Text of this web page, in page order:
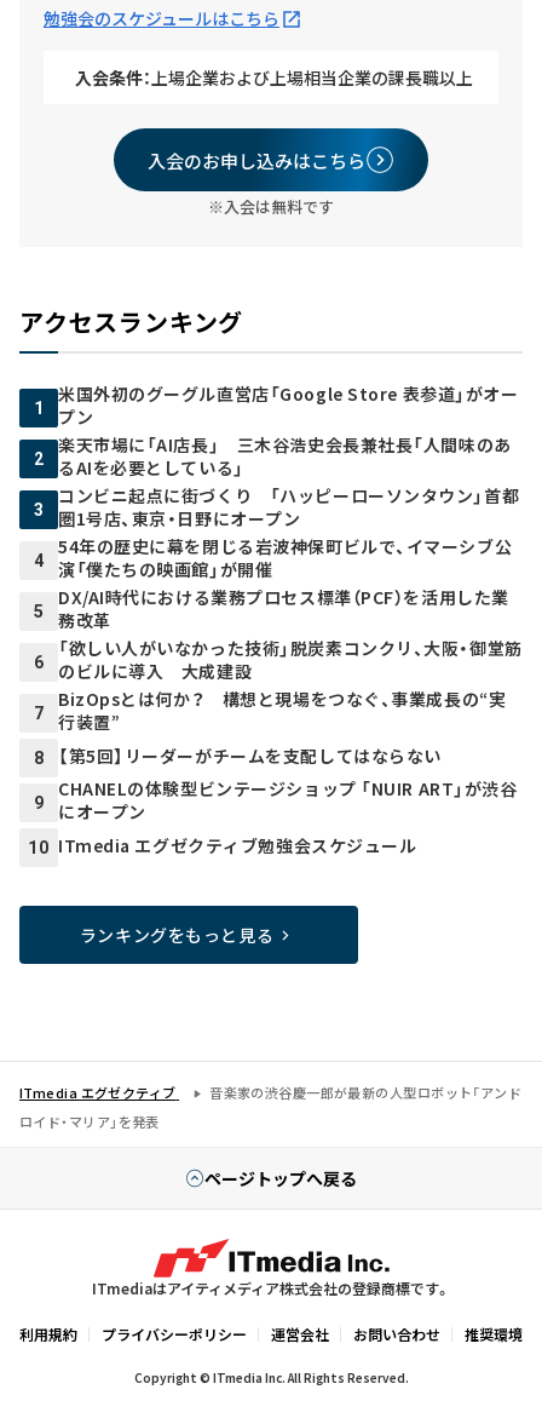
勉強会のスケジュールはこちら
入会条件：上場企業および上場相当企業の課長職以上
入会のお申し込みはこちら
※入会は無料です
アクセスランキング
1
米国外初のグーグル直営店「Google Store 表参道」がオー
プン
2
楽天市場に「AI店長」 三木谷浩史会長兼社長「人間味のあ
るAIを必要としている」
3
コンビニ起点に街づくり 「ハッピーローソンタウン」首都
圏1号店、東京・日野にオープン
4
54年の歴史に幕を閉じる岩波神保町ビルで、イマーシブ公
演「僕たちの映画館」が開催
5
DX/AI時代における業務プロセス標準（PCF）を活用した業
務改革
6
「欲しい人がいなかった技術」脱炭素コンクリ、大阪・御堂筋
のビルに導入 大成建設
7
BizOpsとは何か？ 構想と現場をつなぐ、事業成長の“実
行装置”
8 【第5回】リーダーがチームを支配してはならない
9
CHANELの体験型ビンテージショップ 「NUIR ART」が渋谷
にオープン
10 ITmedia エグゼクティブ勉強会スケジュール
ランキングをもっと見る
ITmedia エグゼクティブ
音楽家の渋谷慶一郎が最新の人型ロボット「アンド
ロイド・マリア」を発表
ページトップへ戻る
ITmediaはアイティメディア株式会社の登録商標です。
利用規約 プライバシーポリシー 運営会社 お問い合わせ 推奨環境
Copyright © ITmedia Inc. All Rights Reserved.